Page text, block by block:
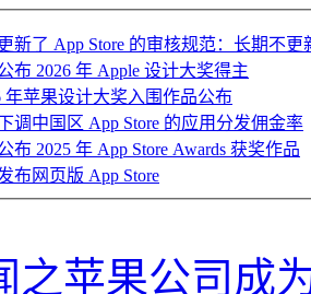
新了 App Store 的审核规范：长期不
布 2026 年 Apple 设计大奖得主
年苹果设计大奖入围作品公布
调中国区 App Store 的应用分发佣金率
布 2025 年 App Store Awards 获奖作品
布网页版 App Store
之苹果公司成